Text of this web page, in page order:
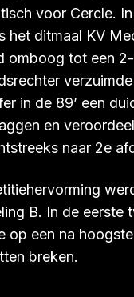
was echter
competitie
voor Cercle.
het ditmaal KV
omboog tot een 2-
in de 89’ een
naar 2e
B. In de eerste